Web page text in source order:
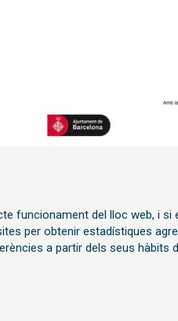
funcionament del lloc web, i
per obtenir estadístiques
a partir dels seus hàbits